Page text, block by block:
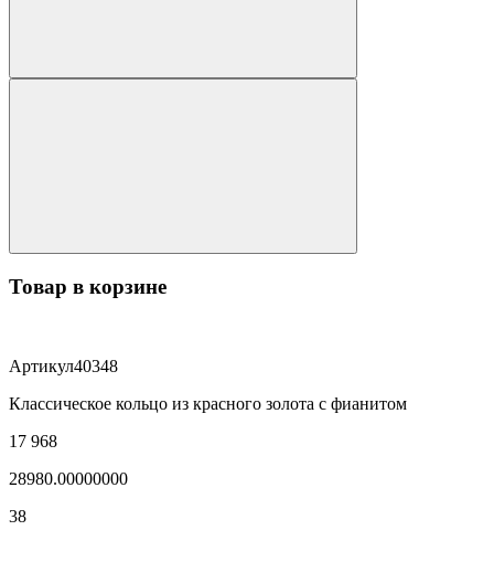
Товар в корзине
Артикул40348
Классическое кольцо из красного золота с фианитом
17 968
28980.00000000
38